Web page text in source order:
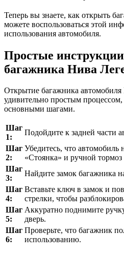
Теперь вы знаете, как открыть
можете воспользоваться этой
использования автомобиля.
Простые
багажника Нива
Открытие багажника
удивительно простым
основными шагами.
Шаг
1:
Подойдите к задней части
Шаг
2:
Убедитесь, что автомобиль
«Стоянка» и ручной тормоз
Шаг
3:
Найдите замок багажника
Шаг
4:
Вставьте ключ в замок и
стрелки, чтобы
Шаг
5:
Аккуратно поднимите
дверь.
Шаг
6:
Проверьте, что багажник
использованию.